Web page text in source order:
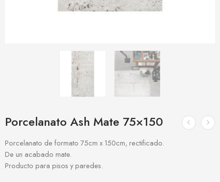
Porcelanato Ash Mate 75×150
Porcelanato de formato 75cm x 150cm, rectificado.
De un acabado mate.
Producto para pisos y paredes.